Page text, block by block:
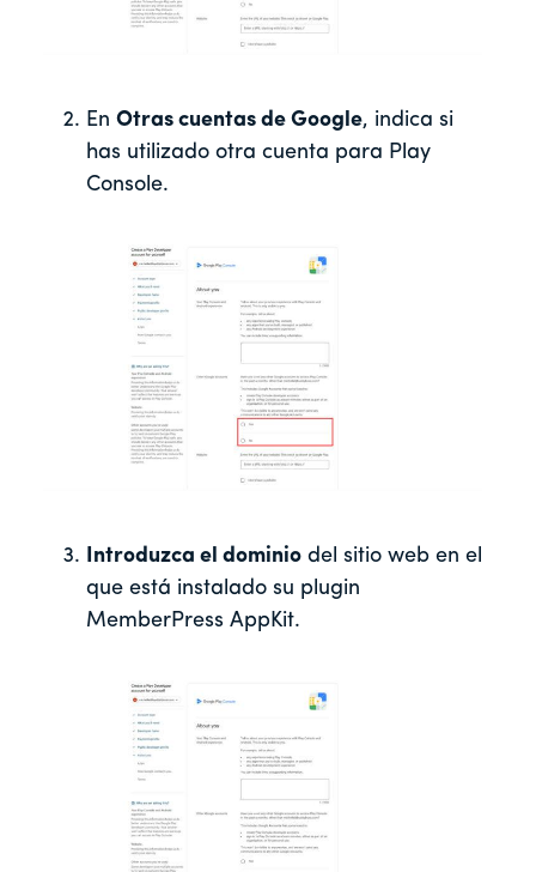
En Otras cuentas de Google, indica si
has utilizado otra cuenta para Play
Console.
Introduzca el dominio del sitio web en el
que está instalado su plugin
MemberPress AppKit.